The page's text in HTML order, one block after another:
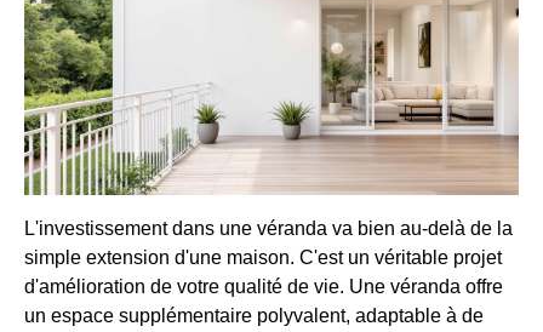
L'investissement dans une véranda va bien au-delà de la
simple extension d'une maison. C'est un véritable projet
d'amélioration de votre qualité de vie. Une véranda offre
un espace supplémentaire polyvalent, adaptable à de